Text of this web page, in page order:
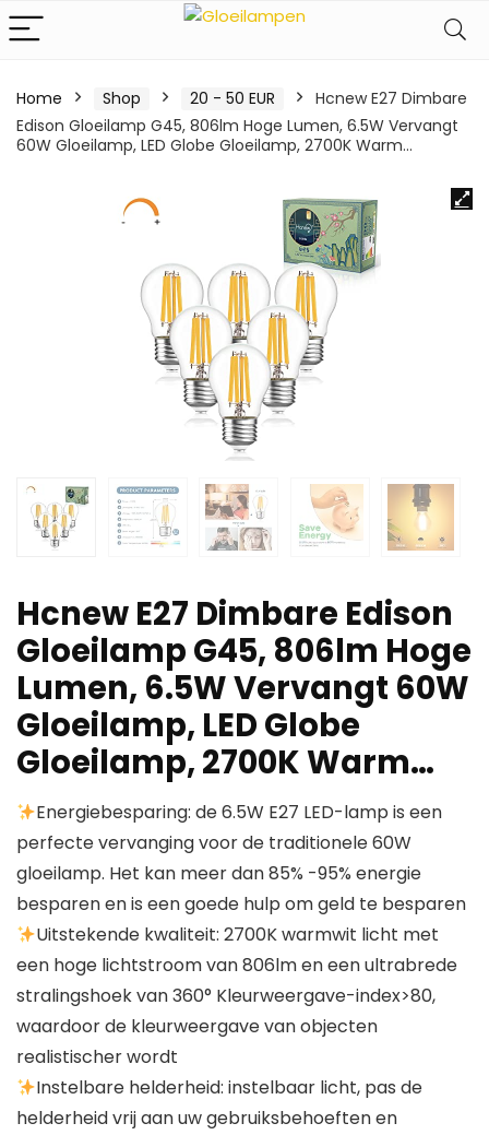
Home Shop 20 - 50 EUR
Hcnew E27 Dimbare
Edison Gloeilamp G45, 806lm Hoge Lumen, 6.5W Vervangt
60W Gloeilamp, LED Globe Gloeilamp, 2700K Warm…
Hcnew E27 Dimbare Edison
Gloeilamp G45, 806lm Hoge
Lumen, 6.5W Vervangt 60W
Gloeilamp, LED Globe
Gloeilamp, 2700K Warm…
Energiebesparing: de 6.5W E27 LED-lamp is een
perfecte vervanging voor de traditionele 60W
gloeilamp. Het kan meer dan 85% -95% energie
besparen en is een goede hulp om geld te besparen
Uitstekende kwaliteit: 2700K warmwit licht met
een hoge lichtstroom van 806lm en een ultrabrede
stralingshoek van 360° Kleurweergave-index>80,
waardoor de kleurweergave van objecten
realistischer wordt
Instelbare helderheid: instelbaar licht, pas de
helderheid vrij aan uw gebruiksbehoeften en